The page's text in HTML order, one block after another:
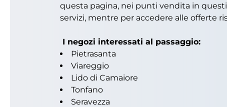
questa pagina, nei punti vendita in
servizi, mentre per accedere alle offerte
I negozi interessati al passaggio:
Pietrasanta
Viareggio
Lido di Camaiore
Tonfano
Seravezza